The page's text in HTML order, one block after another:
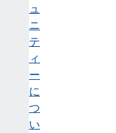
ュ
ニ
テ
ィ
ー
に
つ
い